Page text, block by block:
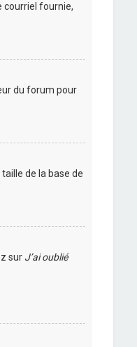
courriel fournie,
du forum pour
de la base de
sur J’ai oublié